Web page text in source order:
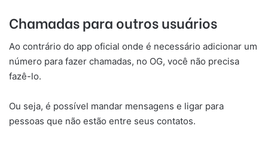
Chamadas para outros usuários
Ao contrário do app oficial onde é necessário adicionar um
número para fazer chamadas, no OG, você não precisa
fazê-lo.
Ou seja, é possível mandar mensagens e ligar para
pessoas que não estão entre seus contatos.